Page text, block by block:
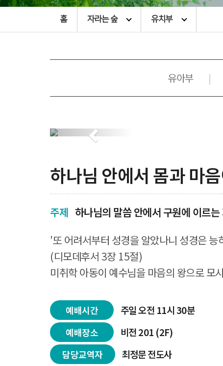
홈 자라는 숲 유치부
유아부 |
Previous
하나님 안에서 몸과 마
주제 하나님의 말씀 안에서 구원에 이르
'또 어려서부터 성경을 알았나니 성경은
(디모데후서 3장 15절)
미취학 아동이 예수님을 마음의 왕으로 모
예배시간 주일 오전 11시 30분
예배장소 비전 201 (2F)
담당교역자 최정문 전도사